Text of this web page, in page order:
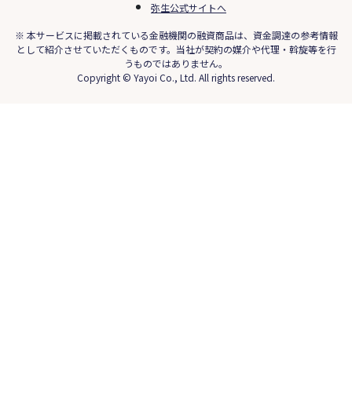
弥生公式サイトへ
※ 本サービスに掲載されている金融機関の融資商品は、資金調達の参考情報
として紹介させていただくものです。当社が契約の媒介や代理・斡旋等を行
うものではありません。
Copyright © Yayoi Co., Ltd. All rights reserved.